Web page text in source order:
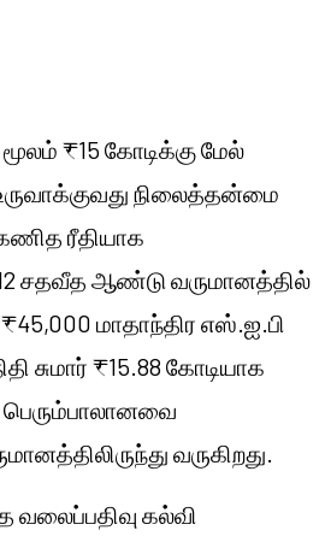
₹15 கோடிக்கு மேல்
நிலைத்தன்மை
ரீதியாக
12 சதவீத ஆண்டு வருமானத்தில்
மாதாந்திர எஸ்.ஐ.பி
சுமார் ₹15.88 கோடியாக
பெரும்பாலானவை
வருகிறது.
வலைப்பதிவு கல்வி